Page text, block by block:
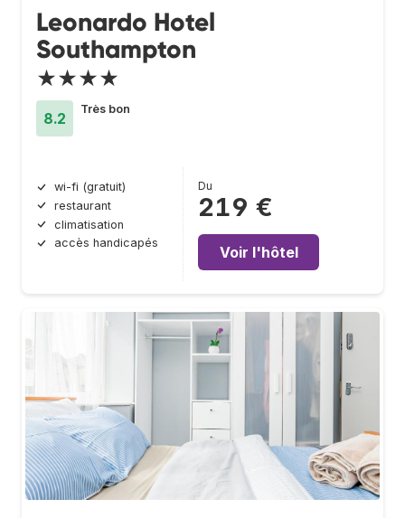
Leonardo Hotel
Southampton
★★★★
8.2
Très bon
wi-fi (gratuit)
restaurant
climatisation
accès handicapés
Du
219 €
Voir l'hôtel